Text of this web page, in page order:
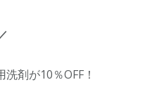
剤が10％OFF！